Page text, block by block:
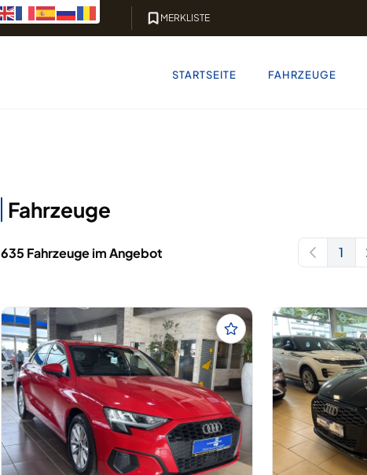
MERKLISTE
STARTSEITE FAHRZEUGE
Fahrzeuge
635 Fahrzeuge im Angebot First1